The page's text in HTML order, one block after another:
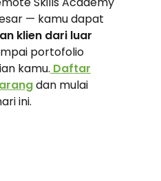
— kamu dapat
klien dari luar
portofolio
kamu. Daftar
dan mulai
ini.